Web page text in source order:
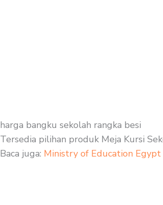
harga bangku sekolah rangka besi
Tersedia pilihan produk Meja Kursi
Baca juga: Ministry of Education Egypt